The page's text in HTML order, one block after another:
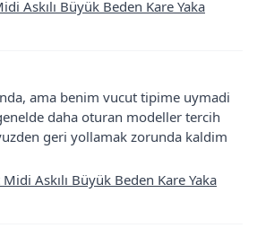
Askılı Büyük Beden Kare Yaka
ama benim vucut tipime uymadi
daha oturan modeller tercih
geri yollamak zorunda kaldim
Askılı Büyük Beden Kare Yaka